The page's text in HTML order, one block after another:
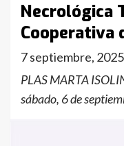
Necrológica
Cooperativa
7 septiembre, 2025
PLAS MARTA
sábado, 6 de